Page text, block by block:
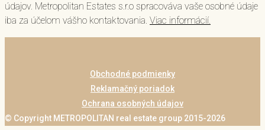
údajov. Metropolitan Estates s.r.o spracováva vaše osobné údaje
iba za účelom vášho kontaktovania. Viac informácií.
Obchodné podmienky
Reklamačný poriadok
Ochrana osobných údajov
© Copyright METROPOLITAN real estate group 2015-2026